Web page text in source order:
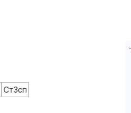
Ст3сп